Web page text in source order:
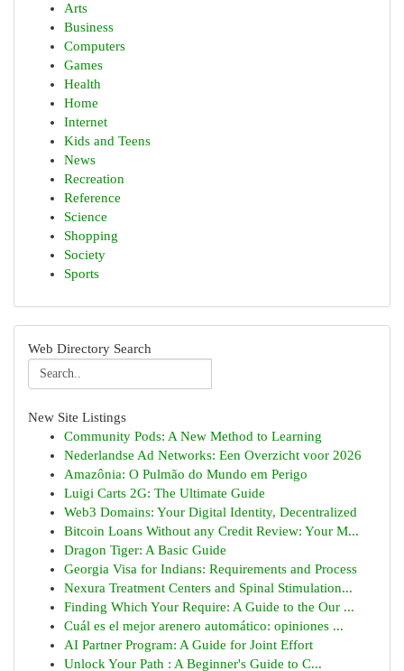
Arts
Business
Computers
Games
Health
Home
Internet
Kids and Teens
News
Recreation
Reference
Science
Shopping
Society
Sports
Web Directory Search
New Site Listings
Community Pods: A New Method to Learning
Nederlandse Ad Networks: Een Overzicht voor 2026
Amazônia: O Pulmão do Mundo em Perigo
Luigi Carts 2G: The Ultimate Guide
Web3 Domains: Your Digital Identity, Decentralized
Bitcoin Loans Without any Credit Review: Your M...
Dragon Tiger: A Basic Guide
Georgia Visa for Indians: Requirements and Process
Nexura Treatment Centers and Spinal Stimulation...
Finding Which Your Require: A Guide to the Our ...
Cuál es el mejor arenero automático: opiniones ...
AI Partner Program: A Guide for Joint Effort
Unlock Your Path : A Beginner's Guide to C...